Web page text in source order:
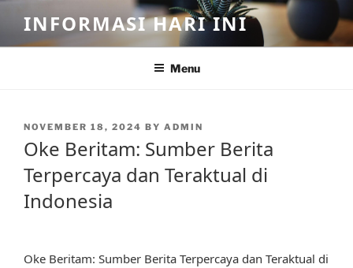
content
INFORMASI HARI INI
Menu
POSTED
NOVEMBER 18, 2024 BY ADMIN
Oke Beritam: Sumber Berita
Terpercaya dan Teraktual di
Indonesia
Oke Beritam: Sumber Berita Terpercaya dan Teraktual di